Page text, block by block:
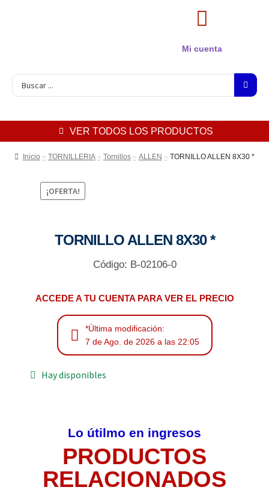
Mi cuenta
VER TODOS LOS PRODUCTOS
Inicio TORNILLERIA Tornillos ALLEN TORNILLO ALLEN 8X30 *
¡OFERTA!
TORNILLO ALLEN 8X30 *
Código: B-02106-0
ACCEDE A TU CUENTA PARA VER EL PRECIO
*Última modificación:
7 de Ago. de 2026 a las 22:05
Hay disponibles
Lo útilmo en ingresos
PRODUCTOS
RELACIONADOS